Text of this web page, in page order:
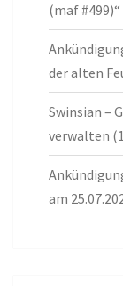
(maf #499)“
der alten
Swinsian –
verwalten
am